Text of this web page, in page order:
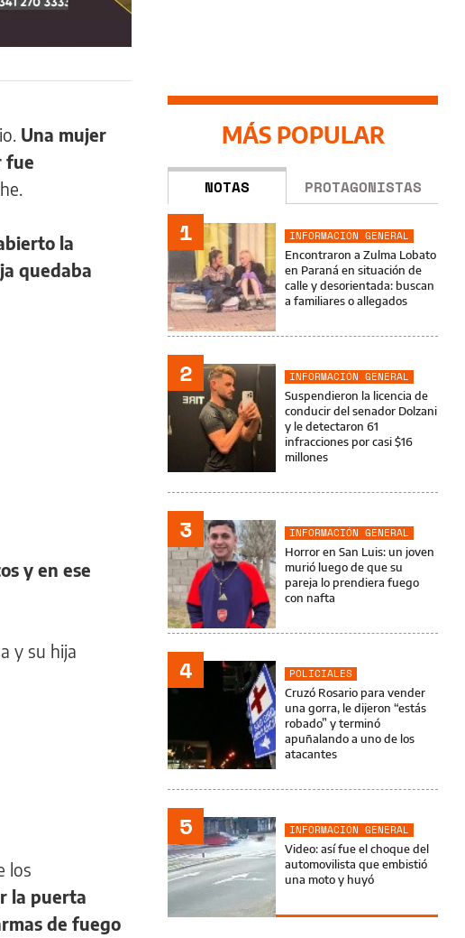
Una mujer
fue
la
quedaba
y en ese
y su hija
los
la puerta
de fuego
MÁS POPULAR
NOTAS PROTAGONISTAS
1
INFORMACIÓN GENERAL
Encontraron a Zulma Lobato
en Paraná en situación de
calle y desorientada: buscan
a familiares o allegados
2
INFORMACIÓN GENERAL
Suspendieron la licencia de
conducir del senador Dolzani
y le detectaron 61
infracciones por casi $16
millones
3
INFORMACIÓN GENERAL
Horror en San Luis: un joven
murió luego de que su
pareja lo prendiera fuego
con nafta
4
POLICIALES
Cruzó Rosario para vender
una gorra, le dijeron “estás
robado” y terminó
apuñalando a uno de los
atacantes
5
INFORMACIÓN GENERAL
Video: así fue el choque del
automovilista que embistió
una moto y huyó